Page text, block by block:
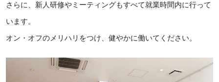
さらに、新人研修やミーティングもすべて就業時間内に行って
います。
オン・オフのメリハリをつけ、健やかに働いてください。